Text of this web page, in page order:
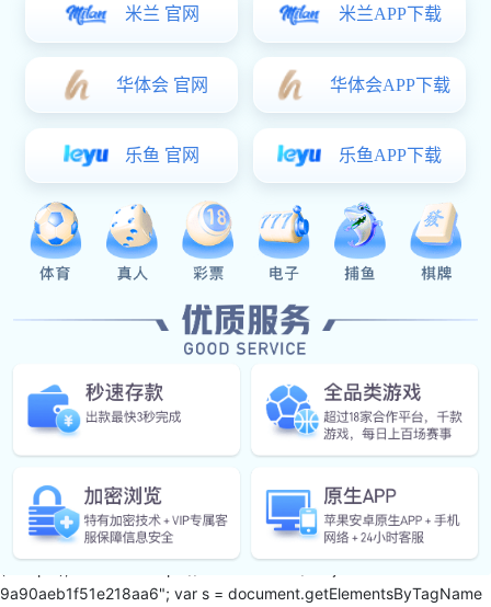
豪门国际: 公司年会 豪门国际: 公司年会
<
欢迎扫码访问手机官网 微信小程序二维码
CopyRight © 2024 豪门国际官网-追求健康,你我一起成长 - hm28
版权所有
豪门国际: SEO
var _hmt = _hmt || []; (function() { var hm = document.createElement
9a90aeb1f51e218aa6"; var s = document.getElementsByTagName